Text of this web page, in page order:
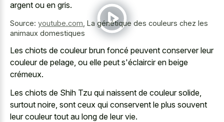
argent ou en gris.
Source: youtube.com La génétique des couleurs chez les
animaux domestiques
Les chiots de couleur brun foncé peuvent conserver leur
couleur de pelage, ou elle peut s'éclaircir en beige
crémeux.
Les chiots de Shih Tzu qui naissent de couleur solide,
surtout noire, sont ceux qui conservent le plus souvent
leur couleur tout au long de leur vie.